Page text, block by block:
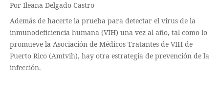
Por Ileana Delgado Castro
Además de hacerte la prueba para detectar el virus de la
inmunodeficiencia humana (VIH) una vez al año, tal como lo
promueve la Asociación de Médicos Tratantes de VIH de
Puerto Rico (Amtvih), hay otra estrategia de prevención de la
infección.